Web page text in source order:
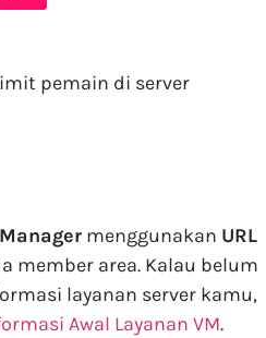
pemain di server
menggunakan URL
member area. Kalau belum
layanan server kamu,
Awal Layanan VM.